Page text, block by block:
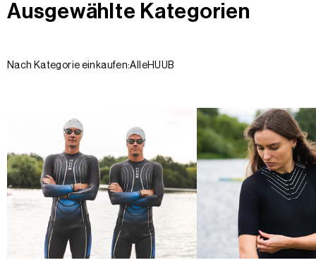
Ausgewählte Kategorien
Nach Kategorie einkaufen:AlleHUUB